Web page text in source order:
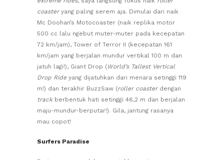
coasteryang paling serem aja. Dimulai dari naik
Mc Doohan’s Motocoaster (naik replika motor
500 cc lalu ngebut muter-muter pada kecepatan
72 km/jam), Tower of Terror II (kecepatan 161
km/jam yang berjalan mundur vertikal 100 m dan
jatuh lagi!), Giant Drop (World’s Tallest Vertical
Drop Ride yang dijatuhkan dari menara setinggi 119
m!) dan terakhir BuzzSaw (roller coasterdengan
trackberbentuk hati setinggi 46,2 m dan berjalan
maju-mundur-berputar!). Gila, jantung rasanya
mau copot!
Surfers Paradise